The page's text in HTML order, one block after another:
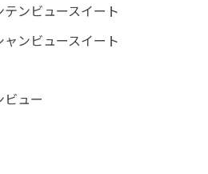
ンビュースイート
ンビュースイート
ュー